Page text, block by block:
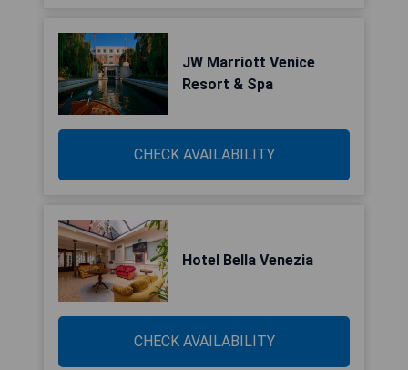
JW Marriott Venice
Resort & Spa
CHECK AVAILABILITY
Hotel Bella Venezia
CHECK AVAILABILITY